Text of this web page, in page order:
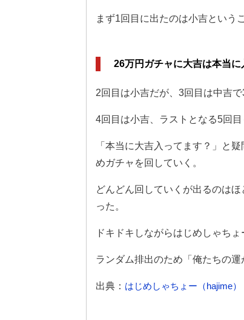
まず1回目に出たのは小吉という
26万円ガチャに大吉は本当
2回目は小吉だが、3回目は中吉
4回目は小吉、ラストとなる5回
「本当に大吉入ってます？」と
めガチャを回していく。
どんどん回していくが出るのは
った。
ドキドキしながらはじめしゃち
ランダム排出のため「俺たちの
出典： はじめしゃちょー（hajime）